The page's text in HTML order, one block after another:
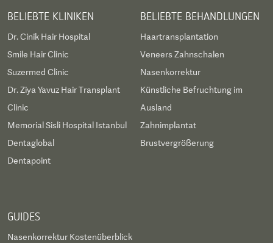
BELIEBTE KLINIKEN
Dr. Cinik Hair Hospital
Smile Hair Clinic
Suzermed Clinic
Dr. Ziya Yavuz Hair Transplant
Clinic
Memorial Sisli Hospital Istanbul
Dentaglobal
Dentapoint
BELIEBTE BEHANDLUNGEN
Haartransplantation
Veneers Zahnschalen
Nasenkorrektur
Künstliche Befruchtung im
Ausland
Zahnimplantat
Brustvergrößerung
GUIDES
Nasenkorrektur Kostenüberblick